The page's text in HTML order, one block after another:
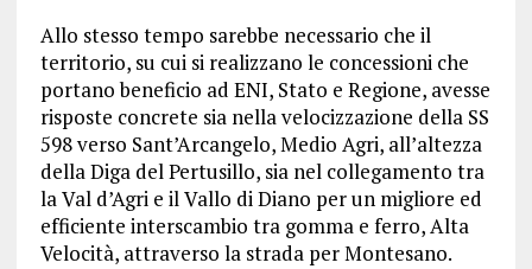
Allo stesso tempo sarebbe necessario che il
territorio, su cui si realizzano le concessioni che
portano beneficio ad ENI, Stato e Regione, avesse
risposte concrete sia nella velocizzazione della SS
598 verso Sant’Arcangelo, Medio Agri, all’altezza
della Diga del Pertusillo, sia nel collegamento tra
la Val d’Agri e il Vallo di Diano per un migliore ed
efficiente interscambio tra gomma e ferro, Alta
Velocità, attraverso la strada per Montesano.